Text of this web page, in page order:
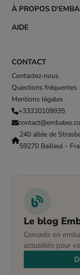
CONTACT
Contactez-nous
Questions fréquentes
Mentions légales
+33320109935
240 allée de
59270 Bailleul -
À PROPOS
AIDE
Le blog
Conseils en
actualités pour